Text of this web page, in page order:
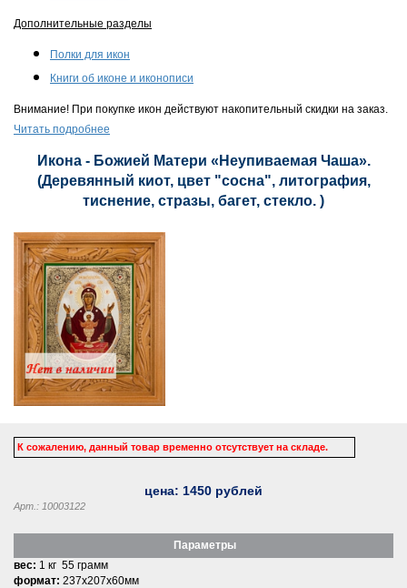
Дополнительные разделы
Полки для икон
Книги об иконе и иконописи
Внимание! При покупке икон действуют накопительный скидки на заказ.
Читать подробнее
Икона - Божией Матери «Неупиваемая Чаша».
(Деревянный киот, цвет "сосна", литография,
тиснение, стразы, багет, стекло. )
К сожалению, данный товар временно отсутствует на складе.
цена: 1450 рублей
Арт.: 10003122
Параметры
вес: 1 кг 55 грамм
формат: 237x207x60мм